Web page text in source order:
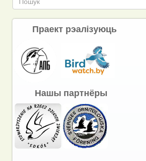
Праект рэалізуюць
Нашы партнёры